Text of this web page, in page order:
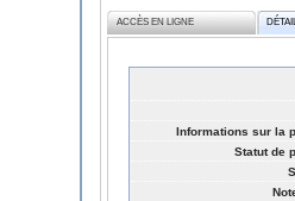
ACCÈS EN LIGNE
Informations sur la
Statut de